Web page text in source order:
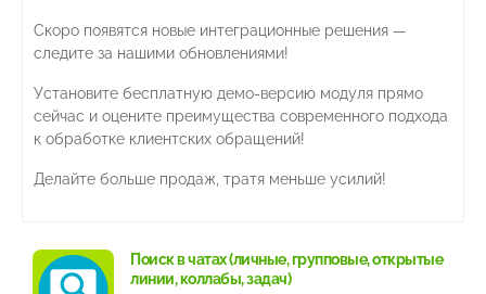
Скоро появятся новые интеграционные решения —
следите за нашими обновлениями!
Установите бесплатную демо-версию модуля прямо
сейчас и оцените преимущества современного подхода
к обработке клиентских обращений!
Делайте больше продаж, тратя меньше усилий!
Поиск в чатах (личные, групповые, открытые
линии, коллабы, задач)